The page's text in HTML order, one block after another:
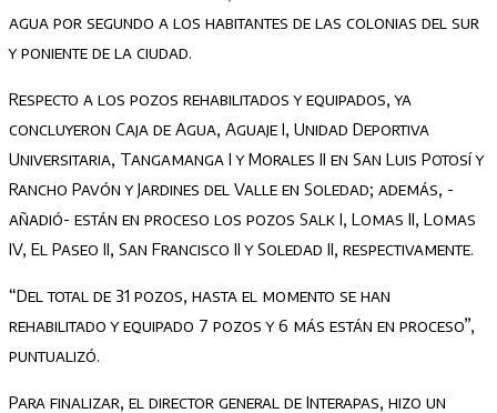
agua por segundo a los habitantes de las colonias del sur
y poniente de la ciudad.
Respecto a los pozos rehabilitados y equipados, ya
concluyeron Caja de Agua, Aguaje I, Unidad Deportiva
Universitaria, Tangamanga I y Morales II en San Luis Potosí y
Rancho Pavón y Jardines del Valle en Soledad; además, -
añadió- están en proceso los pozos Salk I, Lomas II, Lomas
IV, El Paseo II, San Francisco II y Soledad II, respectivamente.
“Del total de 31 pozos, hasta el momento se han
rehabilitado y equipado 7 pozos y 6 más están en proceso”,
puntualizó.
Para finalizar, el director general de Interapas, hizo un